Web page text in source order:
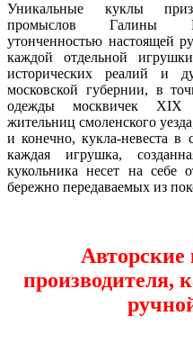
Уникальные куклы
промыслов Галины
утонченностью настоящей
каждой отдельной
исторических реалий и
московской губернии, в
одежды москвичек XIX
жительниц смоленского
и конечно, кукла-невеста в
каждая игрушка,
кукольника несет на себе
бережно передаваемых из
производителя,